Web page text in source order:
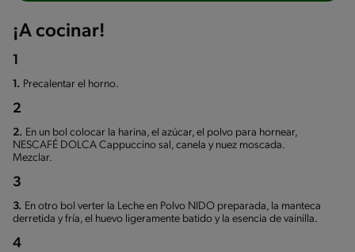
¡A cocinar!
1
1. Precalentar el horno.
2
2. En un bol colocar la harina, el azúcar, el polvo para hornear,
NESCAFÉ DOLCA Cappuccino sal, canela y nuez moscada.
Mezclar.
3
3. En otro bol verter la Leche en Polvo NIDO preparada, la manteca
derretida y fría, el huevo ligeramente batido y la esencia de vainilla.
4